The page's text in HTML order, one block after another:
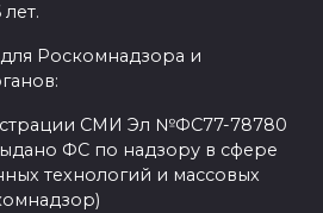
Роскомнадзора и
СМИ Эл №ФС77-78780
ФС по надзору в сфере
технологий и массовых